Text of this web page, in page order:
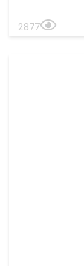
2877